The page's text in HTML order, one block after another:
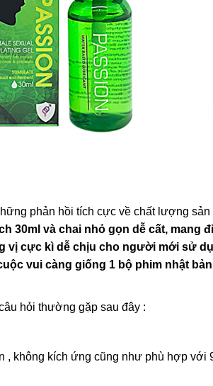
phản hồi tích cực về chất lượng
30ml và chai nhỏ gọn dễ cất, mang
vị cực kì dễ chịu cho người mới sử
vui càng giống 1 bộ phim nhật
hỏi thường gặp sau đây :
không kích ứng cũng như phù hợp với